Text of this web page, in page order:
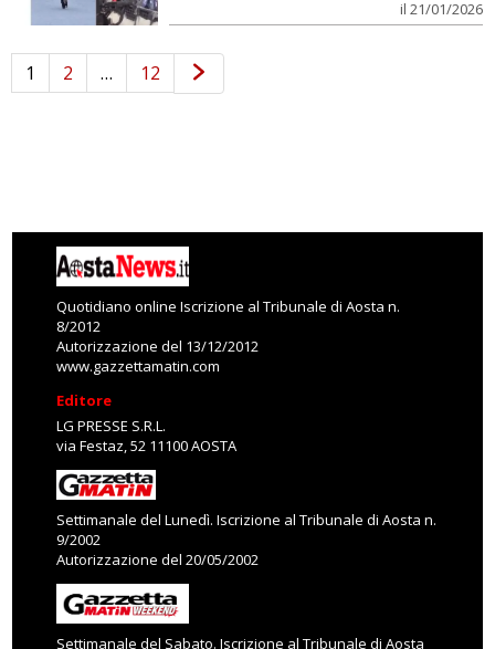
il 21/01/2026
1 2 … 12
Quotidiano online Iscrizione al Tribunale di Aosta n.
8/2012
Autorizzazione del 13/12/2012
www.gazzettamatin.com
Editore
LG PRESSE S.R.L.
via Festaz, 52 11100 AOSTA
Settimanale del Lunedì. Iscrizione al Tribunale di Aosta n.
9/2002
Autorizzazione del 20/05/2002
Settimanale del Sabato. Iscrizione al Tribunale di Aosta